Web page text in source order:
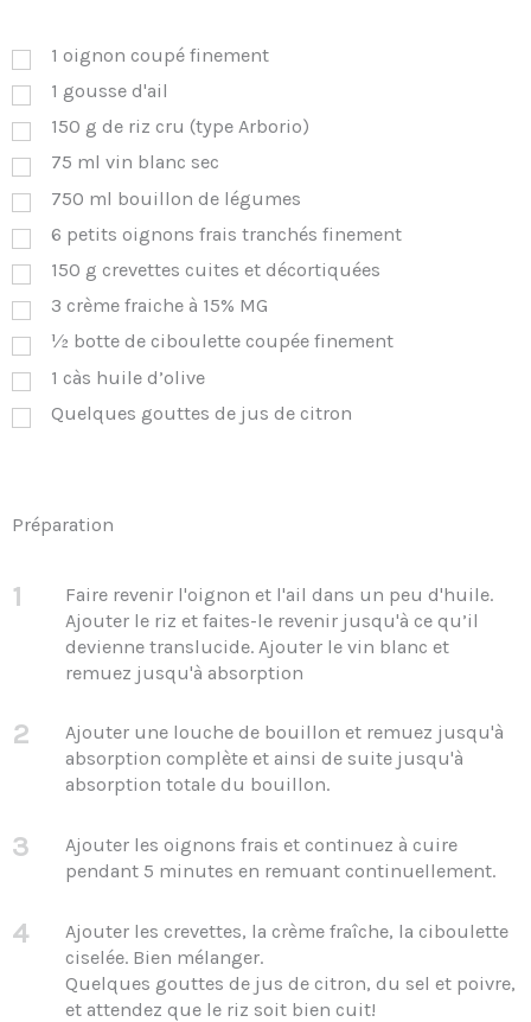
1 oignon coupé finement
1 gousse d'ail
150 g de riz cru (type Arborio)
75 ml vin blanc sec
750 ml bouillon de légumes
6 petits oignons frais tranchés finement
150 g crevettes cuites et décortiquées
3 crème fraiche à 15% MG
½ botte de ciboulette coupée finement
1 càs huile d’olive
Quelques gouttes de jus de citron
Préparation
1
Faire revenir l'oignon et l'ail dans un peu d'huile.
Ajouter le riz et faites-le revenir jusqu'à ce qu’il
devienne translucide. Ajouter le vin blanc et
remuez jusqu'à absorption
2
Ajouter une louche de bouillon et remuez jusqu'à
absorption complète et ainsi de suite jusqu'à
absorption totale du bouillon.
3
Ajouter les oignons frais et continuez à cuire
pendant 5 minutes en remuant continuellement.
4
Ajouter les crevettes, la crème fraîche, la ciboulette
ciselée. Bien mélanger.
Quelques gouttes de jus de citron, du sel et poivre,
et attendez que le riz soit bien cuit!